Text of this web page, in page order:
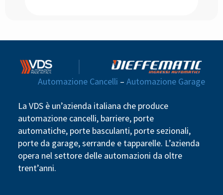
Automazione Cancelli –Automazione Garage
La VDS è un’azienda italiana che produce
automazione cancelli, barriere, porte
automatiche, porte basculanti, porte sezionali,
porte da garage, serrande e tapparelle. L’azienda
opera nel settore delle automazioni da oltre
trent’anni.